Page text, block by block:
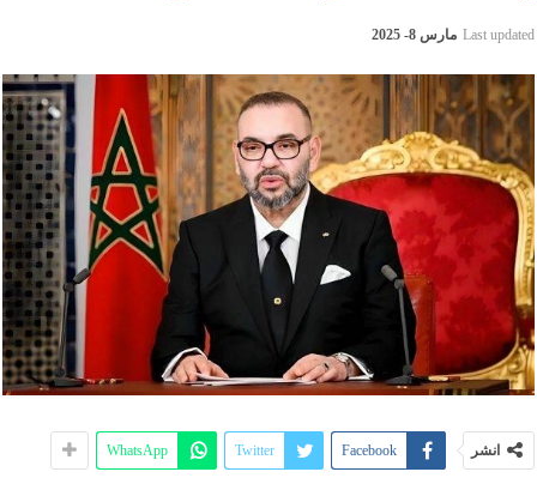
Last updated مارس 8- 2025
انشر Facebook
Twitter
WhatsApp